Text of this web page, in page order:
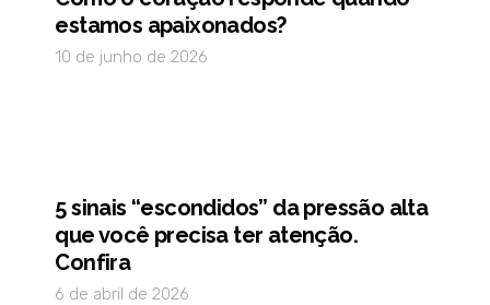
estamos apaixonados?
10 de junho de 2026
5 sinais “escondidos” da pressão alta
que você precisa ter atenção.
Confira
6 de abril de 2026